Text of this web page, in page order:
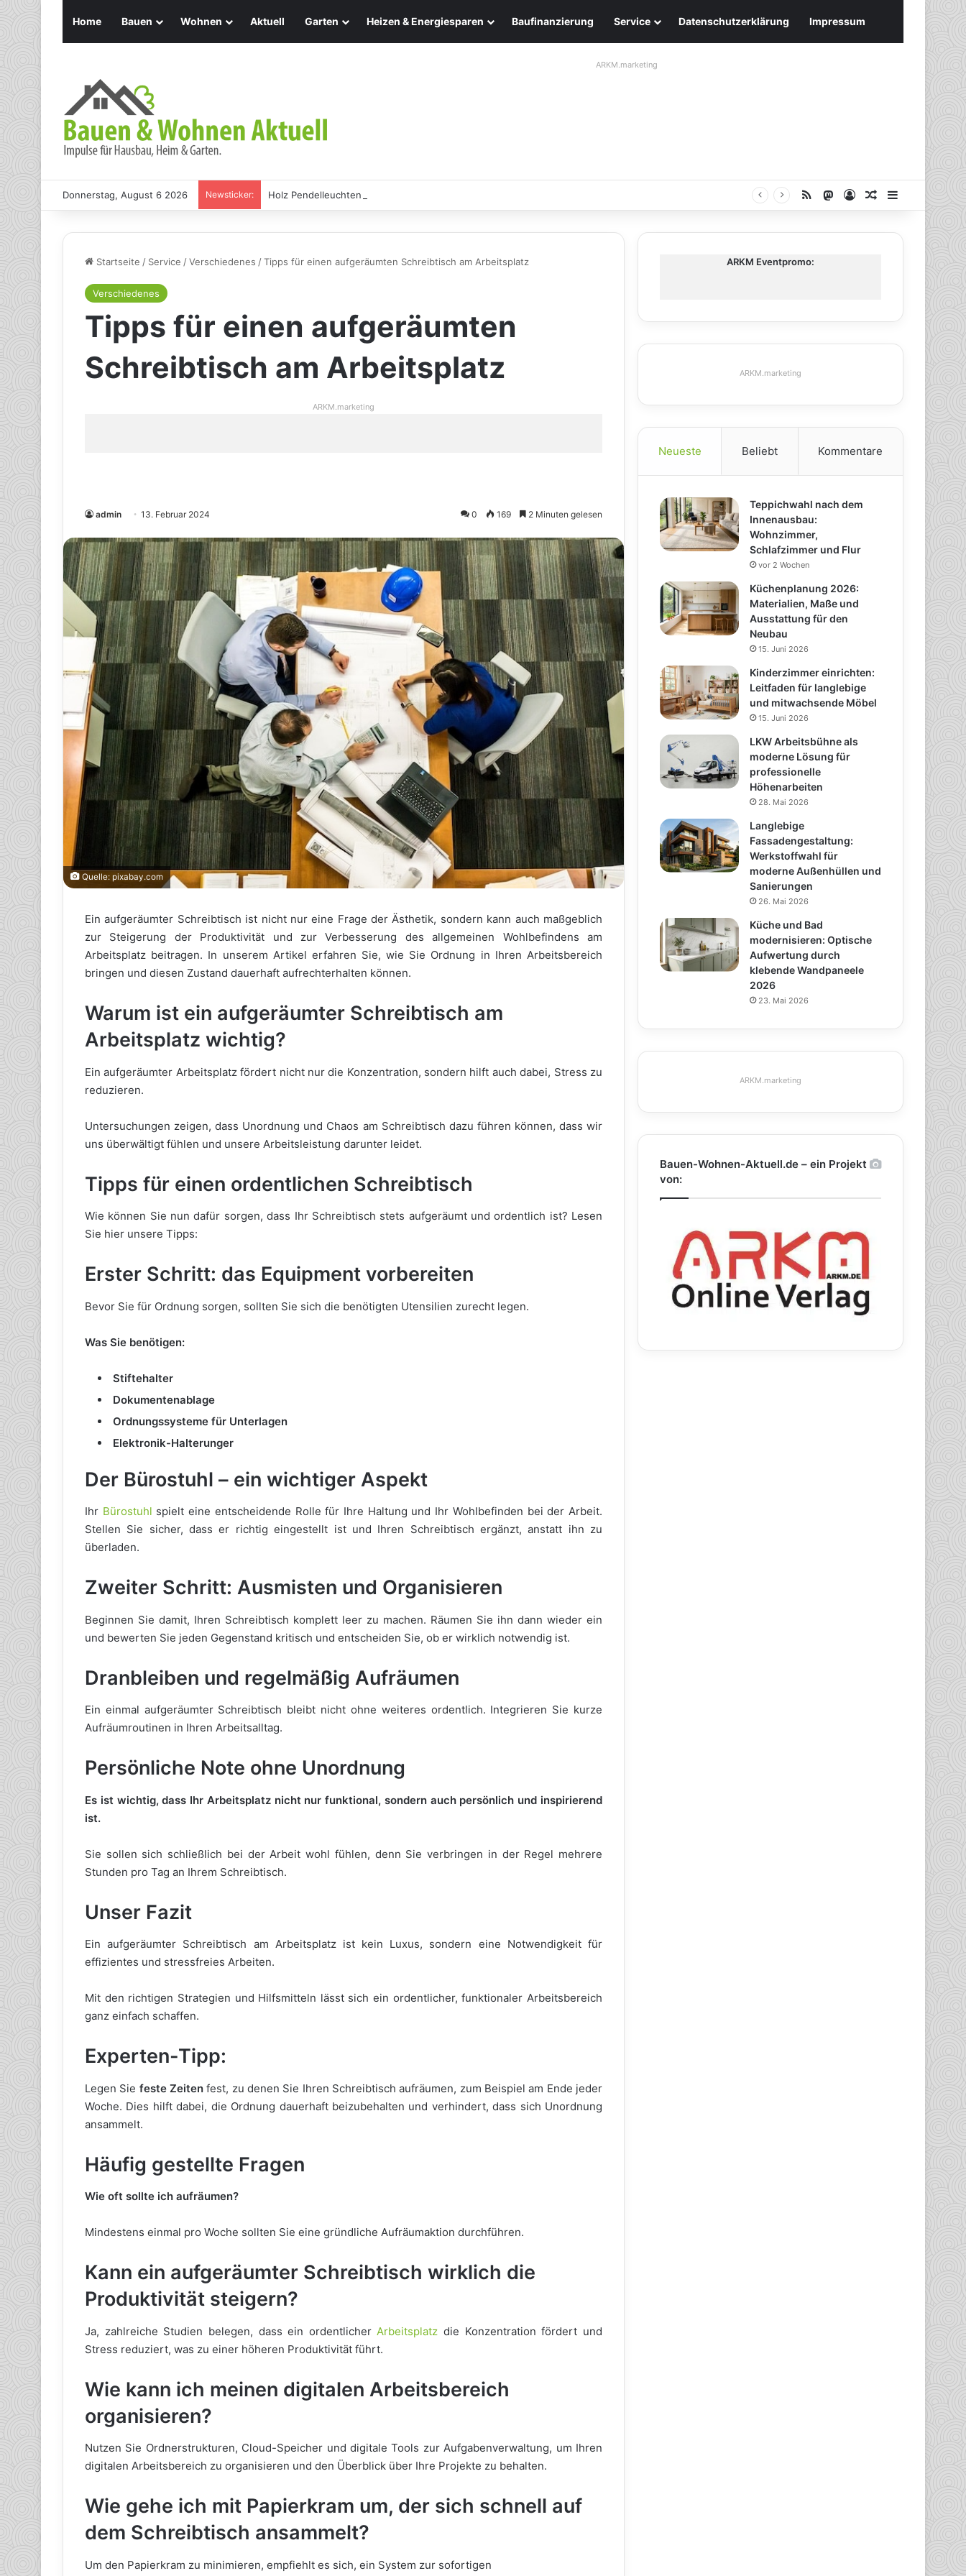
Home Bauen Wohnen Aktuell Garten Heizen & Energiesparen Baufinanzierung Service Datenschutzerklärung Impressum
ARKM.marketing
Donnerstag, August 6 2026 Newsticker: Holz Pendelleuchten: Eleganz und Nachhaltigkeit für Ihr Zuhause RSS Mastodon
AnmeldenZufälliger
Startseite / Service /Verschiedenes /Tipps für einen aufgeräumten Schreibtisch am Arbeitsplatz
Verschiedenes
Tipps für einen aufgeräumten
Schreibtisch am Arbeitsplatz
ARKM.marketing
admin 13. Februar 2024 0 169 2 Minuten gelesen
Quelle: pixabay.com
Ein aufgeräumter Schreibtisch ist nicht nur eine Frage der Ästhetik, sondern kann auch maßgeblich
zur Steigerung der Produktivität und zur Verbesserung des allgemeinen Wohlbefindens am
Arbeitsplatz beitragen. In unserem Artikel erfahren Sie, wie Sie Ordnung in Ihren Arbeitsbereich
bringen und diesen Zustand dauerhaft aufrechterhalten können.
Warum ist ein aufgeräumter Schreibtisch am
Arbeitsplatz wichtig?
Ein aufgeräumter Arbeitsplatz fördert nicht nur die Konzentration, sondern hilft auch dabei, Stress zu
reduzieren.
Untersuchungen zeigen, dass Unordnung und Chaos am Schreibtisch dazu führen können, dass wir
uns überwältigt fühlen und unsere Arbeitsleistung darunter leidet.
Tipps für einen ordentlichen Schreibtisch
Wie können Sie nun dafür sorgen, dass Ihr Schreibtisch stets aufgeräumt und ordentlich ist? Lesen
Sie hier unsere Tipps:
Erster Schritt: das Equipment vorbereiten
Bevor Sie für Ordnung sorgen, sollten Sie sich die benötigten Utensilien zurecht legen.
Was Sie benötigen:
Stiftehalter
Dokumentenablage
Ordnungssysteme für Unterlagen
Elektronik-Halterunger
Der Bürostuhl – ein wichtiger Aspekt
Ihr Bürostuhl spielt eine entscheidende Rolle für Ihre Haltung und Ihr Wohlbefinden bei der Arbeit.
Stellen Sie sicher, dass er richtig eingestellt ist und Ihren Schreibtisch ergänzt, anstatt ihn zu
überladen.
Zweiter Schritt: Ausmisten und Organisieren
Beginnen Sie damit, Ihren Schreibtisch komplett leer zu machen. Räumen Sie ihn dann wieder ein
und bewerten Sie jeden Gegenstand kritisch und entscheiden Sie, ob er wirklich notwendig ist.
Dranbleiben und regelmäßig Aufräumen
Ein einmal aufgeräumter Schreibtisch bleibt nicht ohne weiteres ordentlich. Integrieren Sie kurze
Aufräumroutinen in Ihren Arbeitsalltag.
Persönliche Note ohne Unordnung
Es ist wichtig, dass Ihr Arbeitsplatz nicht nur funktional, sondern auch persönlich und inspirierend
ist.
Sie sollen sich schließlich bei der Arbeit wohl fühlen, denn Sie verbringen in der Regel mehrere
Stunden pro Tag an Ihrem Schreibtisch.
Unser Fazit
Ein aufgeräumter Schreibtisch am Arbeitsplatz ist kein Luxus, sondern eine Notwendigkeit für
effizientes und stressfreies Arbeiten.
Mit den richtigen Strategien und Hilfsmitteln lässt sich ein ordentlicher, funktionaler Arbeitsbereich
ganz einfach schaffen.
Experten-Tipp:
Legen Sie feste Zeiten fest, zu denen Sie Ihren Schreibtisch aufräumen, zum Beispiel am Ende jeder
Woche. Dies hilft dabei, die Ordnung dauerhaft beizubehalten und verhindert, dass sich Unordnung
ansammelt.
Häufig gestellte Fragen
Wie oft sollte ich aufräumen?
Mindestens einmal pro Woche sollten Sie eine gründliche Aufräumaktion durchführen.
Kann ein aufgeräumter Schreibtisch wirklich die
Produktivität steigern?
Ja, zahlreiche Studien belegen, dass ein ordentlicher Arbeitsplatz die Konzentration fördert und
Stress reduziert, was zu einer höheren Produktivität führt.
Wie kann ich meinen digitalen Arbeitsbereich
organisieren?
Nutzen Sie Ordnerstrukturen, Cloud-Speicher und digitale Tools zur Aufgabenverwaltung, um Ihren
digitalen Arbeitsbereich zu organisieren und den Überblick über Ihre Projekte zu behalten.
Wie gehe ich mit Papierkram um, der sich schnell auf
dem Schreibtisch ansammelt?
Um den Papierkram zu minimieren, empfiehlt es sich, ein System zur sofortigen
ARKM Eventpromo:
ARKM.marketing
Neueste Beliebt Kommentare
Teppichwahl nach dem
Innenausbau:
Wohnzimmer,
Schlafzimmer und Flur
vor 2 Wochen
Küchenplanung 2026:
Materialien, Maße und
Ausstattung für den
Neubau
15. Juni 2026
Kinderzimmer einrichten:
Leitfaden für langlebige
und mitwachsende Möbel
15. Juni 2026
LKW Arbeitsbühne als
moderne Lösung für
professionelle
Höhenarbeiten
28. Mai 2026
Langlebige
Fassadengestaltung:
Werkstoffwahl für
moderne Außenhüllen und
Sanierungen
26. Mai 2026
Küche und Bad
modernisieren: Optische
Aufwertung durch
klebende Wandpaneele
2026
23. Mai 2026
ARKM.marketing
Bauen-Wohnen-Aktuell.de – ein Projekt
von: